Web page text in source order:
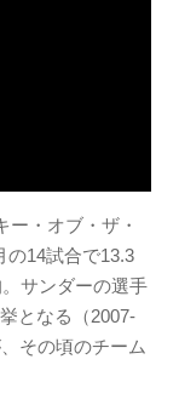
ー・オブ・ザ・
の14試合で13.3
サンダーの選手
となる（2007-
その頃のチーム